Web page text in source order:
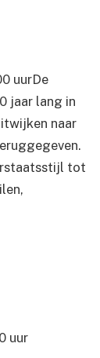
uurDe
jaar lang in
naar
tot
uur